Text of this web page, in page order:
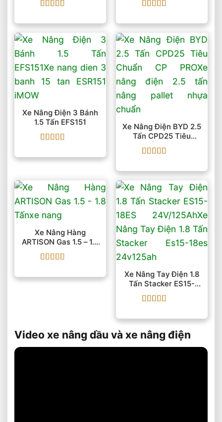
hạng55 sao
hạng55 sao
Xe Nâng Điện 3 Bánh
1.5 Tấn EFS151
hạng55 sao
Xe Nâng Điện BYD 2.5
Tấn CPD25 Tiêu
Chuẩn CP PRO
hạng55 sao
Xe Nâng Hàng
ARTISON Gas 1.5 – 1.8
Tấn
hạng55 sao
Xe Nâng Tay Điện 1.8
Tấn Stacker ES15-
18ES 24V/125Ah
hạng55 sao
Video xe nâng dầu và xe nâng điện